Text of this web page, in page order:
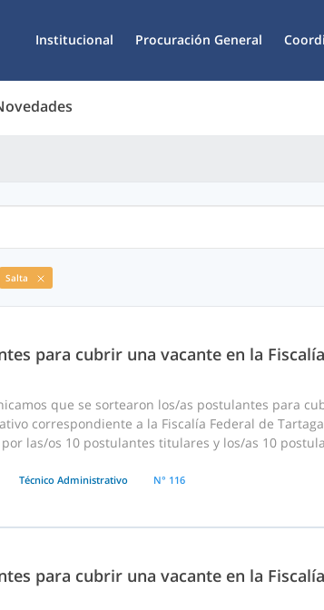
Institucional Procuración General
Salta
para cubrir una vacante en la
que se sortearon los/as postulantes para
correspondiente a la Fiscalía Federal de
las/os 10 postulantes titulares y los/as 10
Técnico Administrativo N° 116
para cubrir una vacante en la